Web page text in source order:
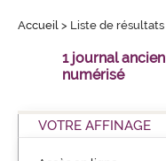
Accueil > Liste de résultats
1 journal ancien
numérisé
VOTRE AFFINAGE